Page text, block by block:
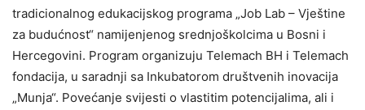
tradicionalnog edukacijskog programa „Job Lab – Vještine
za budućnost“ namijenjenog srednjoškolcima u Bosni i
Hercegovini. Program organizuju Telemach BH i Telemach
fondacija, u saradnji sa Inkubatorom društvenih inovacija
„Munja“. Povećanje svijesti o vlastitim potencijalima, ali i